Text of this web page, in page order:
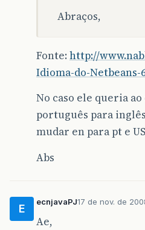
Abraços,
Fonte: http://
Idioma-do-Netbeans-
No caso ele queria
português para
mudar en para pt e
Abs
E
ecnjavaPJ17 de nov. de
Ae,